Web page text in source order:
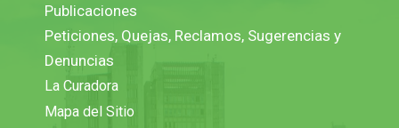
Publicaciones
Peticiones, Quejas, Reclamos, Sugerencias y
Denuncias
La Curadora
Mapa del Sitio